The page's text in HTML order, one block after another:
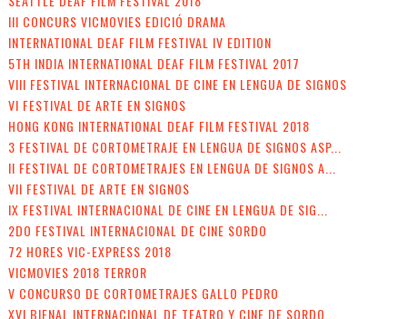
III CONCURS VICMOVIES EDICIÓ DRAMA
INTERNATIONAL DEAF FILM FESTIVAL IV EDITION
5TH INDIA INTERNATIONAL DEAF FILM FESTIVAL 2017
VIII FESTIVAL INTERNACIONAL DE CINE EN LENGUA DE SIGNOS
VI FESTIVAL DE ARTE EN SIGNOS
HONG KONG INTERNATIONAL DEAF FILM FESTIVAL 2018
3 FESTIVAL DE CORTOMETRAJE EN LENGUA DE SIGNOS ASP...
II FESTIVAL DE CORTOMETRAJES EN LENGUA DE SIGNOS A...
VII FESTIVAL DE ARTE EN SIGNOS
IX FESTIVAL INTERNACIONAL DE CINE EN LENGUA DE SIG...
2DO FESTIVAL INTERNACIONAL DE CINE SORDO
72 HORES VIC-EXPRESS 2018
VICMOVIES 2018 TERROR
V CONCURSO DE CORTOMETRAJES GALLO PEDRO
XVI BIENAL INTERNACIONAL DE TEATRO Y CINE DE SORDO...